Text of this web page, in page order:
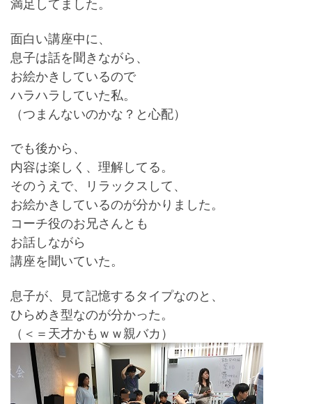
満足してました。
面白い講座中に、
息子は話を聞きながら、
お絵かきしているので
ハラハラしていた私。
（つまんないのかな？と心配）
でも後から、
内容は楽しく、理解してる。
そのうえで、リラックスして、
お絵かきしているのが分かりました。
コーチ役のお兄さんとも
お話しながら
講座を聞いていた。
息子が、見て記憶するタイプなのと、
ひらめき型なのが分かった。
（＜＝天才かもｗｗ親バカ）